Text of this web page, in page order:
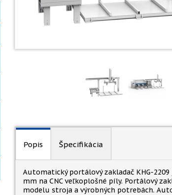
Popis Špecifikácia
Automatický portálový zakladač KHG-
mm na CNC veľkoplošné píly. Portálový
modelu stroja a výrobných potrebách.